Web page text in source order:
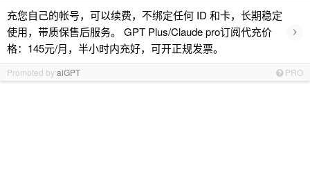
充您自己的帐号，可以续费，不绑定任何 ID 和卡，长期稳定
使用，带质保售后服务。 GPT Plus/Claude pro订阅代充价
格：145元/月，半小时内充好，可开正规发票。
›
Promoted byaiGPT PRO